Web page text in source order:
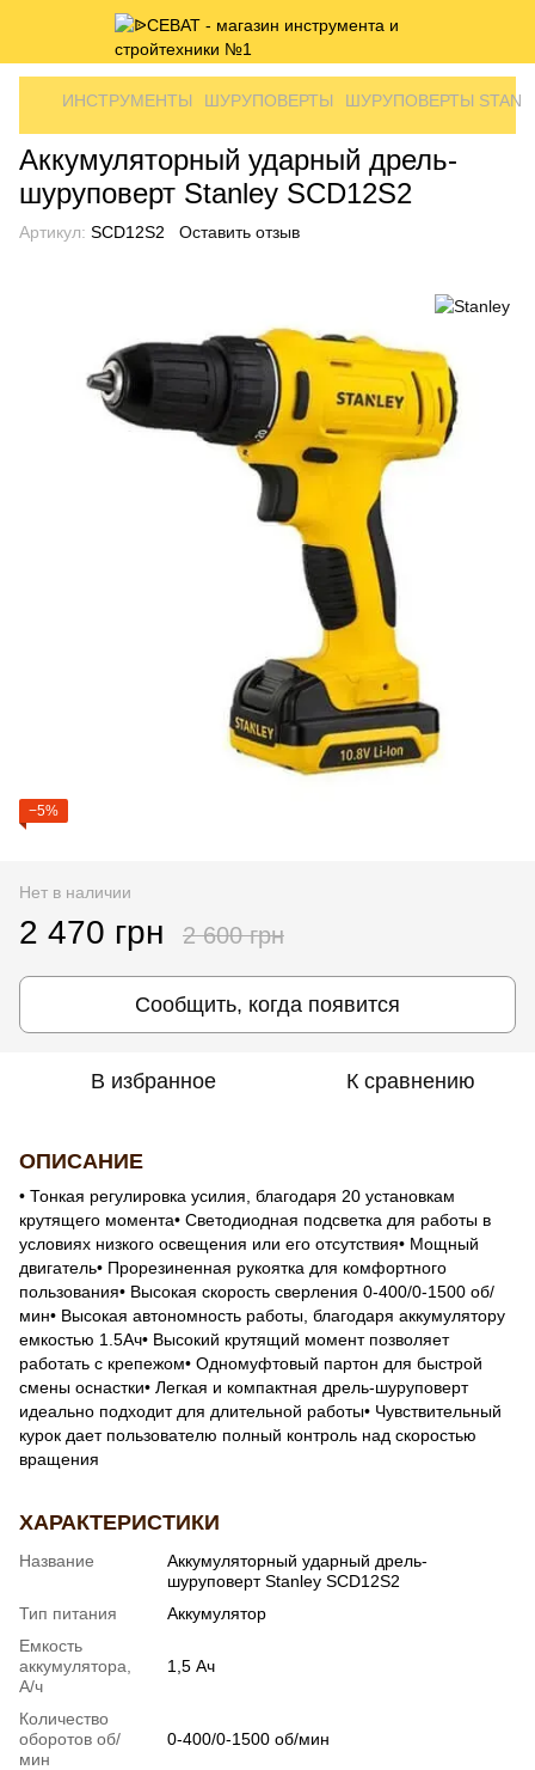
ИНСТРУМЕНТЫ ШУРУПОВЕРТЫ ШУРУПОВЕРТЫ
Аккумуляторный ударный дрель-
шуруповерт Stanley SCD12S2
Артикул: SCD12S2 Оставить отзыв
−5%
Нет в наличии
2 470 грн 2 600 грн
Сообщить, когда появится
В избранное К сравнению
ОПИСАНИЕ
• Тонкая регулировка усилия, благодаря 20 установкам
крутящего момента• Светодиодная подсветка для работы в
условиях низкого освещения или его отсутствия• Мощный
двигатель• Прорезиненная рукоятка для комфортного
пользования• Высокая скорость сверления 0-400/0-1500 об/
мин• Высокая автономность работы, благодаря аккумулятору
емкостью 1.5Ач• Высокий крутящий момент позволяет
работать с крепежом• Одномуфтовый партон для быстрой
смены оснастки• Легкая и компактная дрель-шуруповерт
идеально подходит для длительной работы• Чувствительный
курок дает пользователю полный контроль над скоростью
вращения
ХАРАКТЕРИСТИКИ
Название
Аккумуляторный ударный дрель-
шуруповерт Stanley SCD12S2
Тип питания
Аккумулятор
Емкость
аккумулятора,
А/ч
1,5 Ач
Количество
оборотов об/
мин
0-400/0-1500 об/мин